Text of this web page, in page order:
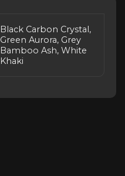
Black Carbon Crystal,
Green Aurora, Grey
Bamboo Ash, White
Khaki